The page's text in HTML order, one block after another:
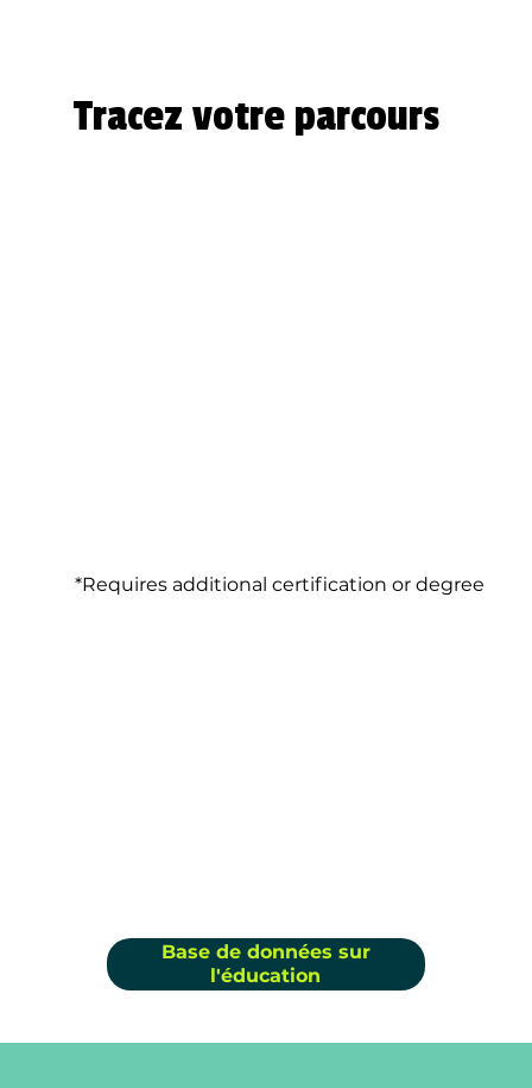
Tracez votre parcours
*Requires additional certification or degree
Base de données sur
l'éducation